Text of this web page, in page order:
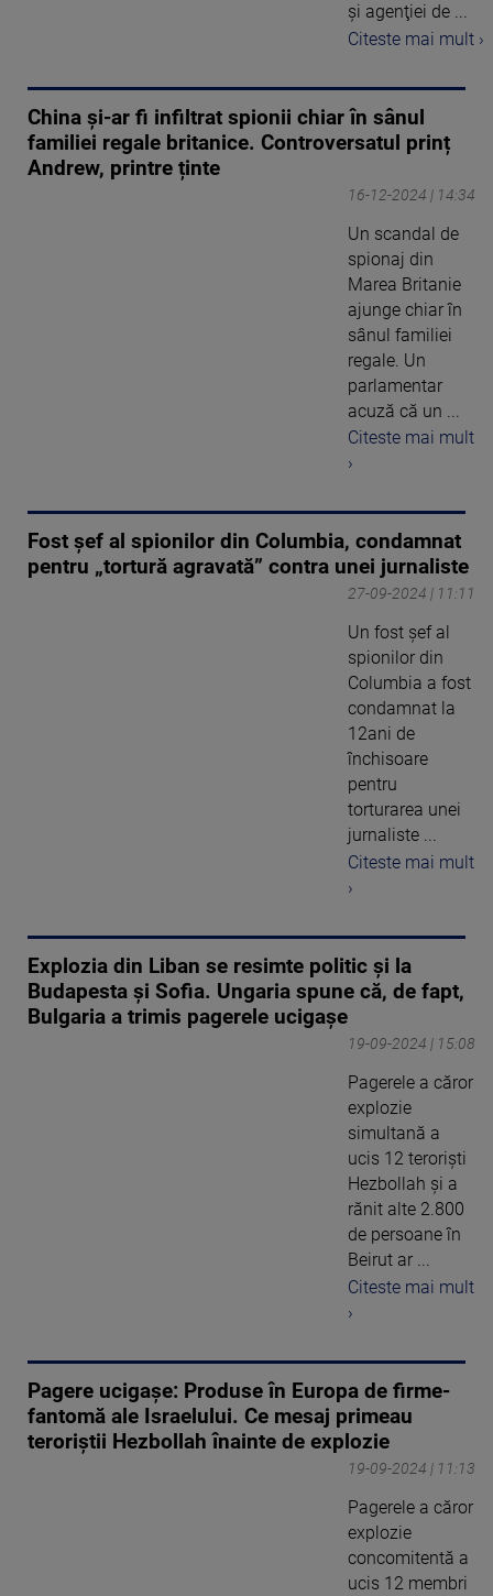
şi agenţiei de ...
Citeste mai mult ›
China și-ar fi infiltrat spionii chiar în sânul
familiei regale britanice. Controversatul prinț
Andrew, printre ținte
16-12-2024 | 14:34
Un scandal de
spionaj din
Marea Britanie
ajunge chiar în
sânul familiei
regale. Un
parlamentar
acuză că un ...
Citeste mai mult
›
Fost șef al spionilor din Columbia, condamnat
pentru „tortură agravată” contra unei jurnaliste
27-09-2024 | 11:11
Un fost șef al
spionilor din
Columbia a fost
condamnat la
12ani de
închisoare
pentru
torturarea unei
jurnaliste ...
Citeste mai mult
›
Explozia din Liban se resimte politic și la
Budapesta și Sofia. Ungaria spune că, de fapt,
Bulgaria a trimis pagerele ucigașe
19-09-2024 | 15:08
Pagerele a căror
explozie
simultană a
ucis 12 teroriști
Hezbollah și a
rănit alte 2.800
de persoane în
Beirut ar ...
Citeste mai mult
›
Pagere ucigașe: Produse în Europa de firme-
fantomă ale Israelului. Ce mesaj primeau
teroriștii Hezbollah înainte de explozie
19-09-2024 | 11:13
Pagerele a căror
explozie
concomitentă a
ucis 12 membri